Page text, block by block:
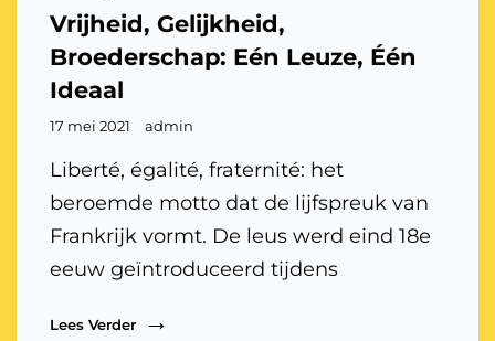
links
Vrijheid, Gelijkheid,
Broederschap: Eén Leuze, Één
Ideaal
Gepubliceerd
17 mei 2021 admin
Liberté, égalité, fraternité: het
beroemde motto dat de lijfspreuk van
Frankrijk vormt. De leus werd eind 18e
eeuw geïntroduceerd tijdens
Lees VerderVrijheid,